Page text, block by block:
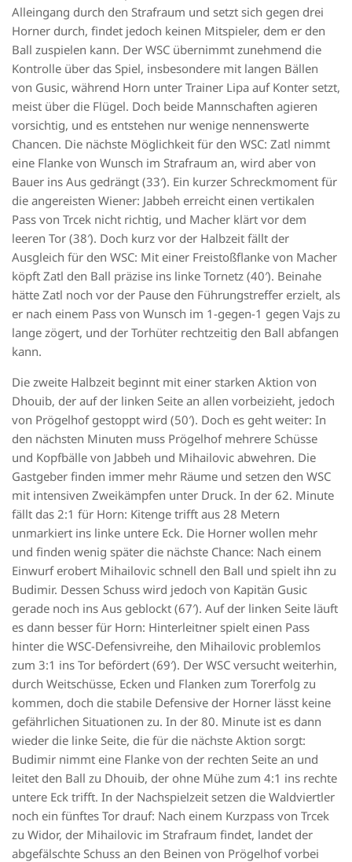
Alleingang durch den Strafraum und setzt sich gegen drei
Horner durch, findet jedoch keinen Mitspieler, dem er den
Ball zuspielen kann. Der WSC übernimmt zunehmend die
Kontrolle über das Spiel, insbesondere mit langen Bällen
von Gusic, während Horn unter Trainer Lipa auf Konter setzt,
meist über die Flügel. Doch beide Mannschaften agieren
vorsichtig, und es entstehen nur wenige nennenswerte
Chancen. Die nächste Möglichkeit für den WSC: Zatl nimmt
eine Flanke von Wunsch im Strafraum an, wird aber von
Bauer ins Aus gedrängt (33′). Ein kurzer Schreckmoment für
die angereisten Wiener: Jabbeh erreicht einen vertikalen
Pass von Trcek nicht richtig, und Macher klärt vor dem
leeren Tor (38′). Doch kurz vor der Halbzeit fällt der
Ausgleich für den WSC: Mit einer Freistoßflanke von Macher
köpft Zatl den Ball präzise ins linke Tornetz (40′). Beinahe
hätte Zatl noch vor der Pause den Führungstreffer erzielt, als
er nach einem Pass von Wunsch im 1-gegen-1 gegen Vajs zu
lange zögert, und der Torhüter rechtzeitig den Ball abfangen
kann.
Die zweite Halbzeit beginnt mit einer starken Aktion von
Dhouib, der auf der linken Seite an allen vorbeizieht, jedoch
von Prögelhof gestoppt wird (50′). Doch es geht weiter: In
den nächsten Minuten muss Prögelhof mehrere Schüsse
und Kopfbälle von Jabbeh und Mihailovic abwehren. Die
Gastgeber finden immer mehr Räume und setzen den WSC
mit intensiven Zweikämpfen unter Druck. In der 62. Minute
fällt das 2:1 für Horn: Kitenge trifft aus 28 Metern
unmarkiert ins linke untere Eck. Die Horner wollen mehr
und finden wenig später die nächste Chance: Nach einem
Einwurf erobert Mihailovic schnell den Ball und spielt ihn zu
Budimir. Dessen Schuss wird jedoch von Kapitän Gusic
gerade noch ins Aus geblockt (67′). Auf der linken Seite läuft
es dann besser für Horn: Hinterleitner spielt einen Pass
hinter die WSC-Defensivreihe, den Mihailovic problemlos
zum 3:1 ins Tor befördert (69′). Der WSC versucht weiterhin,
durch Weitschüsse, Ecken und Flanken zum Torerfolg zu
kommen, doch die stabile Defensive der Horner lässt keine
gefährlichen Situationen zu. In der 80. Minute ist es dann
wieder die linke Seite, die für die nächste Aktion sorgt:
Budimir nimmt eine Flanke von der rechten Seite an und
leitet den Ball zu Dhouib, der ohne Mühe zum 4:1 ins rechte
untere Eck trifft. In der Nachspielzeit setzen die Waldviertler
noch ein fünftes Tor drauf: Nach einem Kurzpass von Trcek
zu Widor, der Mihailovic im Strafraum findet, landet der
abgefälschte Schuss an den Beinen von Prögelhof vorbei